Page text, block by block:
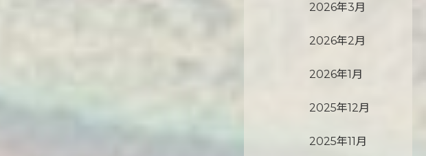
2026年3月
2026年2月
2026年1月
2025年12月
2025年11月